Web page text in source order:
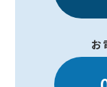
お